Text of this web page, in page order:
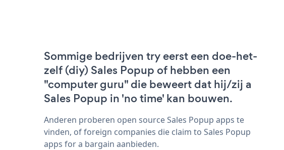
Sommige bedrijven try eerst een doe-het-
zelf (diy) Sales Popup of hebben een
"computer guru" die beweert dat hij/zij a
Sales Popup in 'no time' kan bouwen.
Anderen proberen open source Sales Popup apps te
vinden, of foreign companies die claim to Sales Popup
apps for a bargain aanbieden.